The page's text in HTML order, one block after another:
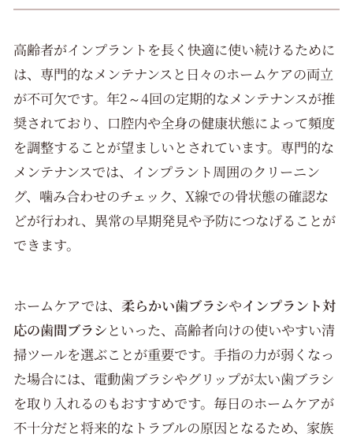
高齢者がインプラントを長く快適に使い続けるために
は、専門的なメンテナンスと日々のホームケアの両立
が不可欠です。年2～4回の定期的なメンテナンスが推
奨されており、口腔内や全身の健康状態によって頻度
を調整することが望ましいとされています。専門的な
メンテナンスでは、インプラント周囲のクリーニン
グ、噛み合わせのチェック、X線での骨状態の確認な
どが行われ、異常の早期発見や予防につなげることが
できます。
ホームケアでは、 柔らかい歯ブラシやインプラント対
応の歯間ブラシ といった、高齢者向けの使いやすい清
掃ツールを選ぶことが重要です。手指の力が弱くなっ
た場合には、電動歯ブラシやグリップが太い歯ブラシ
を取り入れるのもおすすめです。毎日のホームケアが
不十分だと将来的なトラブルの原因となるため、家族